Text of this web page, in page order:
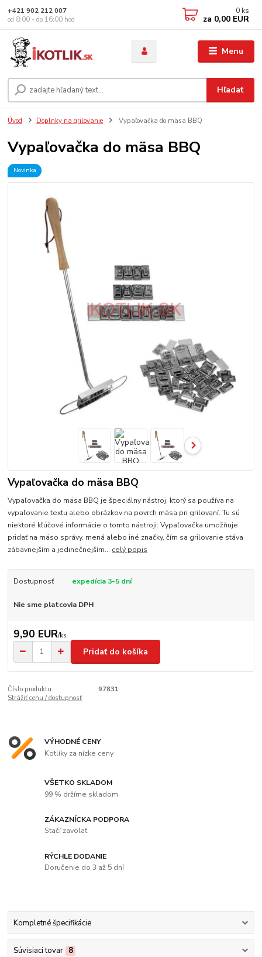
Menu
Hľadať
+421 902 212 007
od 8:00 - do 16:00 hod
0 ks
za 0,00 EUR
Úvod Doplnky na grilovanie Vypaľovačka do mäsa BBQ
Vypaľovačka do mäsa BBQ
Novinka
Vypaľovačka do mäsa BBQ
Vypaľovačka do mäsa BBQ je špeciálny nástroj, ktorý sa používa na
vypaľovanie textu alebo obrázkov na povrch mäsa pri grilovaní. Tu sú
niektoré kľúčové informácie o tomto nástroji: Vypaľovačka umožňuje
pridať na mäso správy, mená alebo iné značky, čím sa grilovanie stáva
zábavnejším a jedinečnejším... celý popis
Dostupnosť expedícia 3-5 dní
Nie sme platcovia DPH
9,90 EUR/ks
Pridať do košíka
Číslo produktu:
97831
Strážiť cenu / dostupnosť
VÝHODNÉ CENY
Kotlíky za nízke ceny
VŠETKO SKLADOM
99 % držíme skladom
ZÁKAZNÍCKA PODPORA
Stačí zavolať
RÝCHLE DODANIE
Doručenie do 3 až 5 dní
Kompletné špecifikácie
Súvisiaci tovar 8